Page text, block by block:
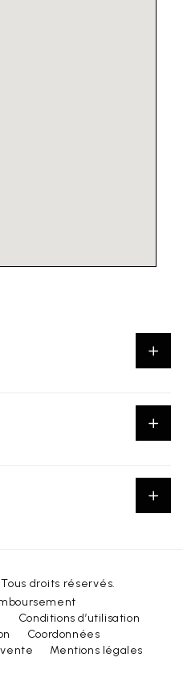
droits réservés.
Conditions d’utilisation
Coordonnées
Mentions légales